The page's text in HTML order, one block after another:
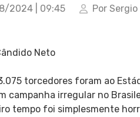
2024 | 09:45 Por Sergio
Neto
torcedores foram ao
campanha irregular no
tempo foi simplesmente